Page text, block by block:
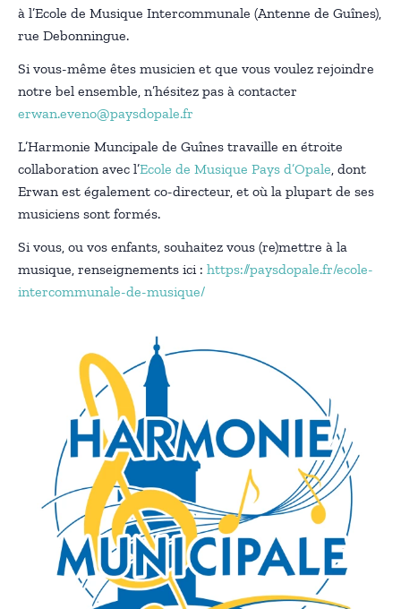
à l’Ecole de Musique Intercommunale (Antenne de Guînes),
rue Debonningue.
Si vous-même êtes musicien et que vous voulez rejoindre
notre bel ensemble, n’hésitez pas à contacter
erwan.eveno@paysdopale.fr
L’Harmonie Muncipale de Guînes travaille en étroite
collaboration avec l’Ecole de Musique Pays d’Opale, dont
Erwan est également co-directeur, et où la plupart de ses
musiciens sont formés.
Si vous, ou vos enfants, souhaitez vous (re)mettre à la
musique, renseignements ici : https://paysdopale.fr/ecole-
intercommunale-de-musique/